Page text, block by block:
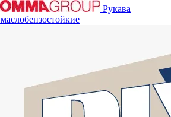
Рукава
маслобензостойкие